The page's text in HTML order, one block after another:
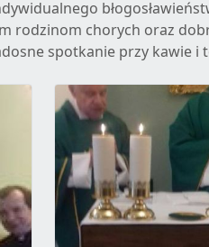
rodzinom chorych oraz
spotkanie przy kawie i